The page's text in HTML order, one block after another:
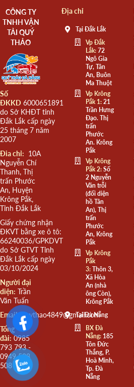
CÔNG TY
TNHH VẬN
TẢI QUÝ
THẢO
Số
ĐKKD 6000651891
do Sở KHĐT tỉnh
Đắk Lắk cấp ngày
25 tháng 7 năm
2007
Đia chỉ: 10A
Nguyễn Chí
Thanh, Thị
trấn Phước
An, Huyện
Krông Pắk,
Tỉnh Đắk Lắk
Giấy chứng nhận
ĐKVT bằng xe ô tô:
66240036/GPKDVT
do Sở GTVT Tỉnh
Đắk Lắk cấp ngày
03/10/2024
Người đại
diện: Trần
Văn Tuấn
Email: quythao4849@gmail.com
Tổng
đài: 0985
793 793 -
0949 508
508
Địa chỉ
Tại Đắk Lắk
Vp Đắk
Lắk:72
Ngô Gia
Tự, Tân
An, Buôn
Ma Thuột
Vp Krông
Pắk 1:21
Trần Hưng
Đạo. Thị
trấn
Phước
An. Krông
Pắk
Vp Krông
Pắk 2:Số
2 Nguyễn
Văn trỗi
(đối diện
hồ Tân
An), Thị
trấn
Phước
An, Krông
Pắk
Vp Krông
Pắk
3:Thôn 3,
Xã Hòa
An (nhà
ông Còn),
Krông Pắk
Tại Đà Nẵng
BX Đà
Nẵng:185
Tôn Đức
Thắng, P.
Hoà Minh,
Tp. Đà
Nẵng